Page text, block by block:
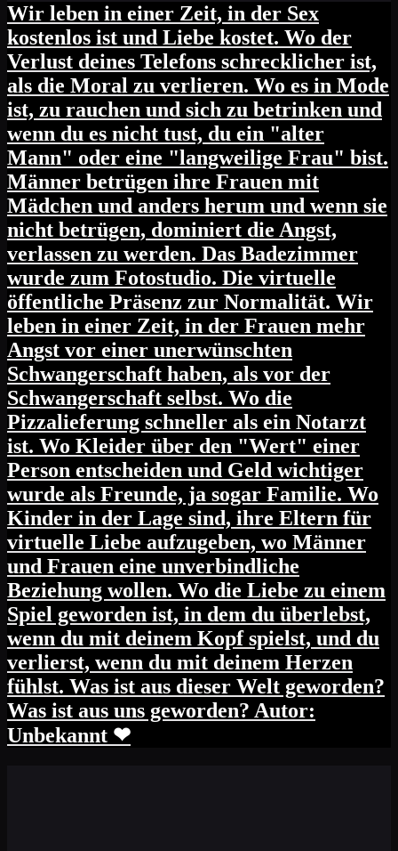
Wir leben in einer Zeit, in der Sex
kostenlos ist und Liebe kostet. Wo der
Verlust deines Telefons schrecklicher ist,
als die Moral zu verlieren. Wo es in Mode
ist, zu rauchen und sich zu betrinken und
wenn du es nicht tust, du ein "alter
Mann" oder eine "langweilige Frau" bist.
Männer betrügen ihre Frauen mit
Mädchen und anders herum und wenn sie
nicht betrügen, dominiert die Angst,
verlassen zu werden. Das Badezimmer
wurde zum Fotostudio. Die virtuelle
öffentliche Präsenz zur Normalität. Wir
leben in einer Zeit, in der Frauen mehr
Angst vor einer unerwünschten
Schwangerschaft haben, als vor der
Schwangerschaft selbst. Wo die
Pizzalieferung schneller als ein Notarzt
ist. Wo Kleider über den "Wert" einer
Person entscheiden und Geld wichtiger
wurde als Freunde, ja sogar Familie. Wo
Kinder in der Lage sind, ihre Eltern für
virtuelle Liebe aufzugeben, wo Männer
und Frauen eine unverbindliche
Beziehung wollen. Wo die Liebe zu einem
Spiel geworden ist, in dem du überlebst,
wenn du mit deinem Kopf spielst, und du
verlierst, wenn du mit deinem Herzen
fühlst. Was ist aus dieser Welt geworden?
Was ist aus uns geworden? Autor:
Unbekannt ❤